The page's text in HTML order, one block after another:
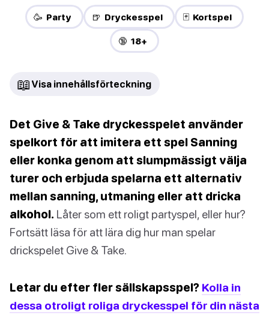
🥳 Party 🍺 Dryckesspel 🃏 Kortspel
🔞 18+
📖 Visa innehållsförteckning
Det Give & Take dryckesspelet använder
spelkort för att imitera ett spel Sanning
eller konka genom att slumpmässigt välja
turer och erbjuda spelarna ett alternativ
mellan sanning, utmaning eller att dricka
alkohol. Låter som ett roligt partyspel, eller hur?
Fortsätt läsa för att lära dig hur man spelar
drickspelet Give & Take.
Letar du efter fler sällskapsspel? Kolla in
dessa otroligt roliga dryckesspel för din nästa